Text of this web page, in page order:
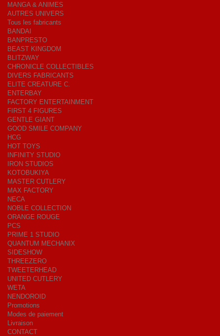
MANGA & ANIMES
AUTRES UNIVERS
Tous les fabricants
BANDAI
BANPRESTO
BEAST KINGDOM
BLITZWAY
CHRONICLE COLLECTIBLES
DIVERS FABRICANTS
ELITE CREATURE C.
ENTERBAY
FACTORY ENTERTAINMENT
FIRST 4 FIGURES
GENTLE GIANT
GOOD SMILE COMPANY
HCG
HOT TOYS
INFINITY STUDIO
IRON STUDIOS
KOTOBUKIYA
MASTER CUTLERY
MAX FACTORY
NECA
NOBLE COLLECTION
ORANGE ROUGE
PCS
PRIME 1 STUDIO
QUANTUM MECHANIX
SIDESHOW
THREEZERO
TWEETERHEAD
UNITED CUTLERY
WETA
NENDOROID
Promotions
Modes de paiement
Livraison
CONTACT